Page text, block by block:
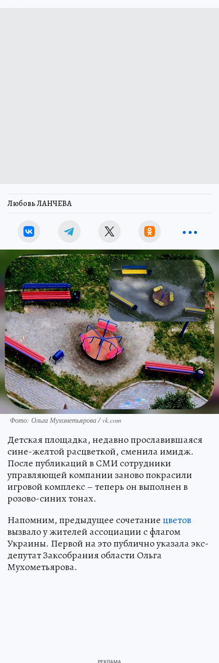
Любовь ЛАНЧЕВА
Фото: Ольга Мухометьярова / vk.com
Детская площадка, недавно прославившаяся
сине-желтой расцветкой, сменила имидж.
После публикаций в СМИ сотрудники
управляющей компании заново покрасили
игровой комплекс – теперь он выполнен в
розово-синих тонах.
Напомним, предыдущее сочетаниецветов
вызвало у жителей ассоциации с флагом
Украины. Первой на это публично указала экс-
депутат Заксобрания области Ольга
Мухометьярова.